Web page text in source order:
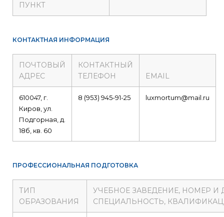
ПУНКТ
КОНТАКТНАЯ ИНФОРМАЦИЯ
ПОЧТОВЫЙ
АДРЕС
КОНТАКТНЫЙ
ТЕЛЕФОН
EMAIL
610047, г.
Киров, ул.
Подгорная, д.
18б, кв. 60
8 (953) 945-91-25 luxmortum@mail.ru
ПРОФЕССИОНАЛЬНАЯ ПОДГОТОВКА
ТИП
ОБРАЗОВАНИЯ
УЧЕБНОЕ ЗАВЕДЕНИЕ, НОМЕР
СПЕЦИАЛЬНОСТЬ,